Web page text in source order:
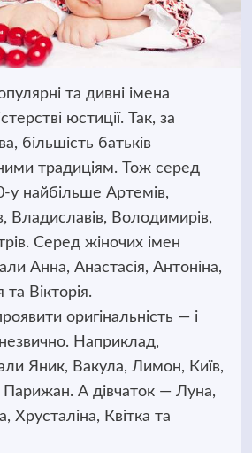
та дивні імена
юстиції. Так, за
більшість батьків
традиціям. Тож серед
у найбільше Артемів,
Владиславів, Володимирів,
Серед жіночих імен
Анна, Анастасія, Антоніна,
та Вікторія.
оригінальність — і
Наприклад,
Яник, Вакула, Лимон, Київ,
Парижан. А дівчаток — Луна,
Хрусталіна, Квітка та